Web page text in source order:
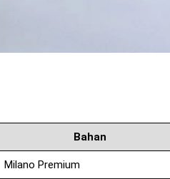
Bahan
Milano Premium